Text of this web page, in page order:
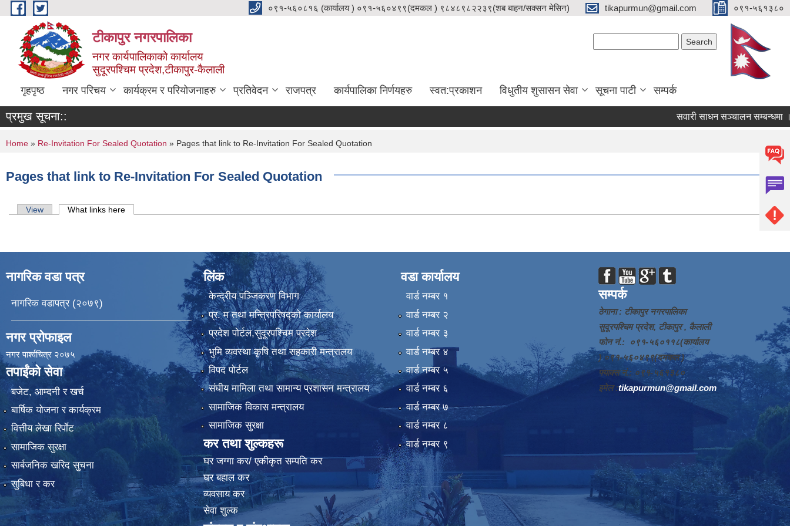
Skip to main content ०९१-५६०८१६ (कार्यालय ) ०९१-५६०४९९(दमकल ) ९८४८९८२२३९(शब बाहन/सक्सन मेसिन) tikapurmun@gmail.com ०९१-५६१३८०
टीकापुर नगरपालिका
नगर कार्यपालिकाको कार्यालय
सुदूरपश्चिम प्रदेश,टीकापुर-कैलाली
गृहपृष्ठ नगर परिचय कार्यक्रम र परियोजनाहरु प्रतिवेदन राजपत्र कार्यपालिका निर्णयहरु स्वत:प्रकाशन विधुतीय शुसासन सेवा सूचना पाटी सम्पर्क
प्रमुख सूचना:: सवारी साधन सञ्चालन सम्बन्धमा ।
You are here
Home » Re-Invitation For Sealed Quotation » Pages that link to Re-Invitation For Sealed Quotation
Pages that link to Re-Invitation For Sealed Quotation
Primary tabs
View What links here
नागरिक वडा पत्र
नागरिक वडापत्र (२०७९)
नगर प्रोफाइल
नगर पार्श्वचित्र २०७५
तपाईंको सेवा
बजेट, आम्दनी र खर्च
बार्षिक योजना र कार्यक्रम
वित्तीय लेखा रिर्पाेट
सामाजिक सुरक्षा
सार्बजनिक खरिद सुचना
सुबिधा र कर
लिंक
केन्द्रीय पञ्जिकरण विभाग
प्र. म तथा मन्त्रिपरिषद्को कार्यालय
प्रदेश पाेर्टल,सुदूरपश्चिम प्रदेश
भुमि व्यवस्था कृषि तथा सहकारी मन्त्रालय
विपद पोर्टल
संघीय मामिला तथा सामान्य प्रशासन मन्त्रालय
सामाजिक विकास मन्त्रालय
सामाजिक सुरक्षा
कर तथा शुल्कहरू
घर जग्गा कर/ एकीकृत सम्पति कर
घर बहाल कर
व्यवसाय कर
सेवा शुल्क
वडा कार्यालय
वार्ड न‌म्बर १
वार्ड न‌म्बर २
वार्ड न‌म्बर ३
वार्ड न‌म्बर ४
वार्ड न‌म्बर ५
वार्ड न‌म्बर ६
वार्ड न‌म्बर ७
वार्ड न‌म्बर ८
वार्ड न‌म्बर ९
सम्पर्क
ठेगाना : टीकापुर नगरपालिका
सुदूरपश्चिम प्रदेश, टीकापुर , कैलाली
फोन नं.: ०९१-५६०११८(कार्यालय
) ०९१-५६०४९९(दमकल )
फ्याक्स नं.: ०९१-५६१३८०
इमेल :tikapurmun@gmail.com